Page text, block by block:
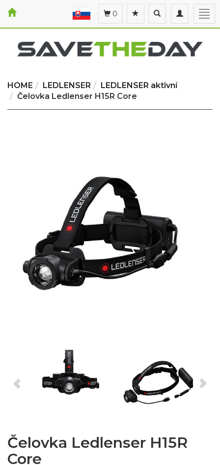
Toggle
navigation
Toggle
search
0
HOME LEDLENSER
LEDLENSER aktivní
Čelovka Ledlenser H15R Core
Čelovka Ledlenser H15R
Core